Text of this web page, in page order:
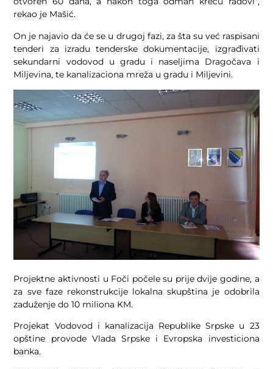
rekao je Mašić.
On je najavio da će se u drugoj fazi, za šta su već raspisani
tenderi za izradu tenderske dokumentacije, izgrađivati
sekundarni vodovod u gradu i naseljima Dragočava i
Miljevina, te kanalizaciona mreža u gradu i Miljevini.
Projektne aktivnosti u Foči počele su prije dvije godine, a
za sve faze rekonstrukcije lokalna skupština je odobrila
zaduženje do 10 miliona KM.
Projekat Vodovod i kanalizacija Republike Srpske u 23
opštine provode Vlada Srpske i Evropska investiciona
banka.